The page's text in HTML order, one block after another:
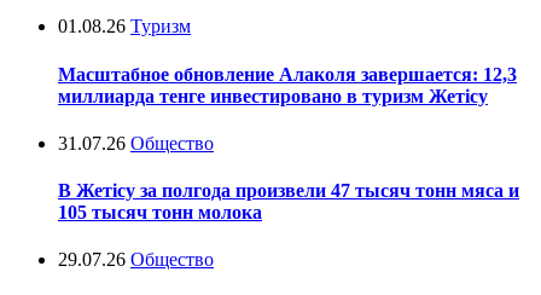
01.08.26 Туризм
Масштабное обновление Алаколя завершается: 12,3
миллиарда тенге инвестировано в туризм Жетісу
31.07.26 Общество
В Жетісу за полгода произвели 47 тысяч тонн мяса и
105 тысяч тонн молока
29.07.26 Общество